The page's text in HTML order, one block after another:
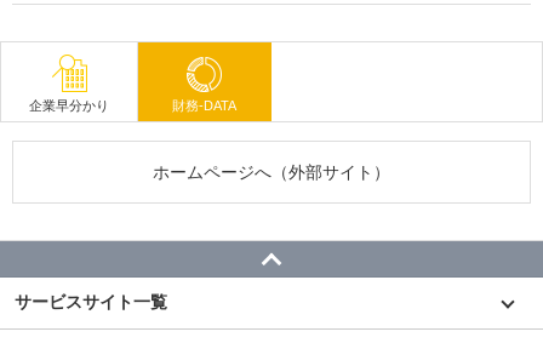
企業早分かり 財務-DATA
ホームページへ（外部サイト）
サービスサイト一覧